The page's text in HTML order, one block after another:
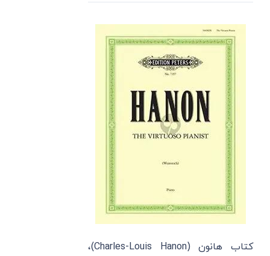
کتاب هانون (Charles-Louis Hanon)،